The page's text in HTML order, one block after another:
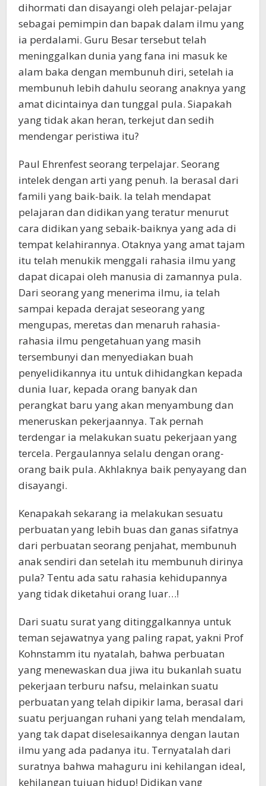
dihormati dan disayangi oleh pelajar-pelajar
sebagai pemimpin dan bapak dalam ilmu yang
ia perdalami. Guru Besar tersebut telah
meninggalkan dunia yang fana ini masuk ke
alam baka dengan membunuh diri, setelah ia
membunuh lebih dahulu seorang anaknya yang
amat dicintainya dan tunggal pula. Siapakah
yang tidak akan heran, terkejut dan sedih
mendengar peristiwa itu?
Paul Ehrenfest seorang terpelajar. Seorang
intelek dengan arti yang penuh. Ia berasal dari
famili yang baik-baik. Ia telah mendapat
pelajaran dan didikan yang teratur menurut
cara didikan yang sebaik-baiknya yang ada di
tempat kelahirannya. Otaknya yang amat tajam
itu telah menukik menggali rahasia ilmu yang
dapat dicapai oleh manusia di zamannya pula.
Dari seorang yang menerima ilmu, ia telah
sampai kepada derajat seseorang yang
mengupas, meretas dan menaruh rahasia-
rahasia ilmu pengetahuan yang masih
tersembunyi dan menyediakan buah
penyelidikannya itu untuk dihidangkan kepada
dunia luar, kepada orang banyak dan
perangkat baru yang akan menyambung dan
meneruskan pekerjaannya. Tak pernah
terdengar ia melakukan suatu pekerjaan yang
tercela. Pergaulannya selalu dengan orang-
orang baik pula. Akhlaknya baik penyayang dan
disayangi.
Kenapakah sekarang ia melakukan sesuatu
perbuatan yang lebih buas dan ganas sifatnya
dari perbuatan seorang penjahat, membunuh
anak sendiri dan setelah itu membunuh dirinya
pula? Tentu ada satu rahasia kehidupannya
yang tidak diketahui orang luar…!
Dari suatu surat yang ditinggalkannya untuk
teman sejawatnya yang paling rapat, yakni Prof
Kohnstamm itu nyatalah, bahwa perbuatan
yang menewaskan dua jiwa itu bukanlah suatu
pekerjaan terburu nafsu, melainkan suatu
perbuatan yang telah dipikir lama, berasal dari
suatu perjuangan ruhani yang telah mendalam,
yang tak dapat diselesaikannya dengan lautan
ilmu yang ada padanya itu. Ternyatalah dari
suratnya bahwa mahaguru ini kehilangan ideal,
kehilangan tujuan hidup! Didikan yang